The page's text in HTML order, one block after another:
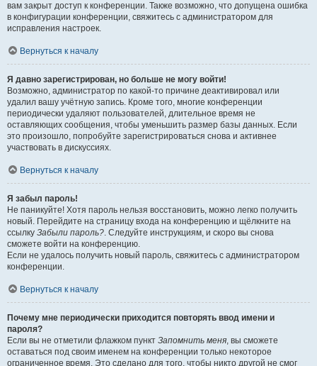
вам закрыт доступ к конференции. Также возможно, что допущена ошибка
в конфигурации конференции, свяжитесь с администратором для
исправления настроек.
Вернуться к началу
Я давно зарегистрирован, но больше не могу войти!
Возможно, администратор по какой-то причине деактивировал или
удалил вашу учётную запись. Кроме того, многие конференции
периодически удаляют пользователей, длительное время не
оставляющих сообщения, чтобы уменьшить размер базы данных. Если
это произошло, попробуйте зарегистрироваться снова и активнее
участвовать в дискуссиях.
Вернуться к началу
Я забыл пароль!
Не паникуйте! Хотя пароль нельзя восстановить, можно легко получить
новый. Перейдите на страницу входа на конференцию и щёлкните на
ссылку Забыли пароль?. Следуйте инструкциям, и скоро вы снова
сможете войти на конференцию.
Если не удалось получить новый пароль, свяжитесь с администратором
конференции.
Вернуться к началу
Почему мне периодически приходится повторять ввод имени и
пароля?
Если вы не отметили флажком пункт Запомнить меня, вы сможете
оставаться под своим именем на конференции только некоторое
ограниченное время. Это сделано для того, чтобы никто другой не смог